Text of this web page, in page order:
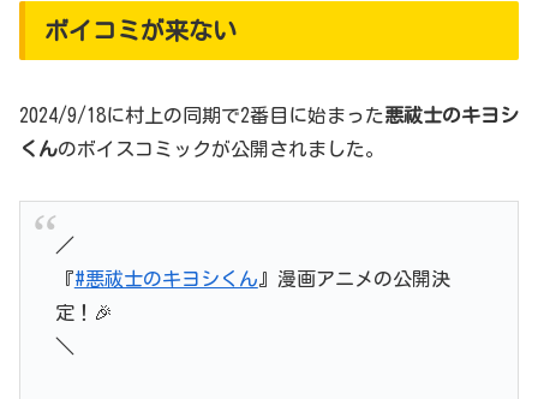
ボイコミが来ない
2024/9/18に村上の同期で2番目に始まった悪祓士のキヨシ
くんのボイスコミックが公開されました。
／
『#悪祓士のキヨシくん』漫画アニメの公開決
定！🎉
＼